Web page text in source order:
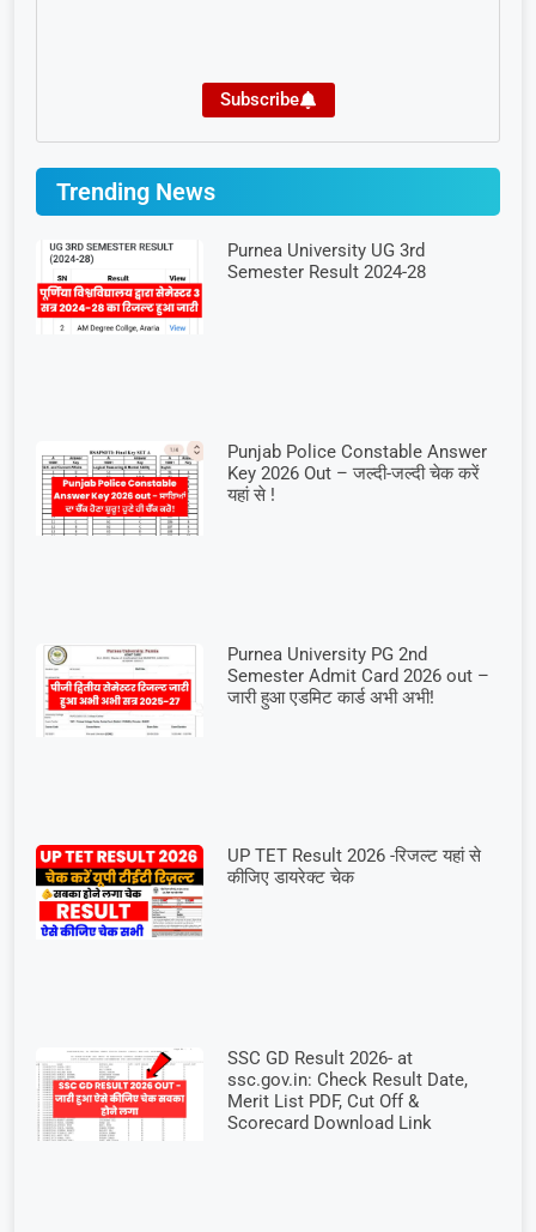
Subscribe
Trending News
Purnea University UG 3rd
Semester Result 2024-28
Punjab Police Constable Answer
Key 2026 Out – जल्दी-जल्दी चेक करें
यहां से !
Purnea University PG 2nd
Semester Admit Card 2026 out –
जारी हुआ एडमिट कार्ड अभी अभी!
UP TET Result 2026 -रिजल्ट यहां से
कीजिए डायरेक्ट चेक
SSC GD Result 2026- at
ssc.gov.in: Check Result Date,
Merit List PDF, Cut Off &
Scorecard Download Link